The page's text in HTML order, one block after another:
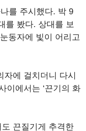
를 주시했다. 박 9
를 봤다. 상대를 보
동자에 빛이 어리고
자에 걸치더니 다시
이에서는 ‘끈기의 화
끈질기게 추격한